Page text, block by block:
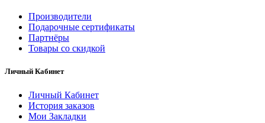
Производители
Подарочные сертификаты
Партнёры
Товары со скидкой
Личный Кабинет
Личный Кабинет
История заказов
Мои Закладки